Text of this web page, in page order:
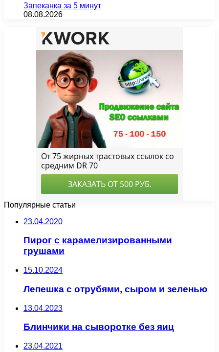
Запеканка за 5 минут
08.08.2026
Популярные статьи
23.04.2020
Пирог с карамелизированными
грушами
15.10.2024
Лепешка с отрубями, сыром и зеленью
13.04.2023
Блинчики на сыворотке без яиц
23.04.2021